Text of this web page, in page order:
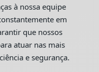
à nossa equipe
em
que nossos
atuar nas mais
e segurança.